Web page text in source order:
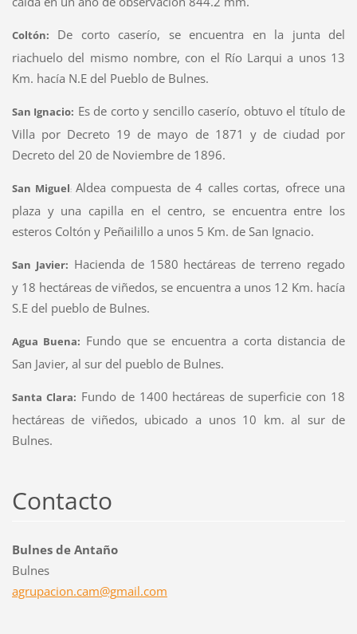
Coltón:
De corto caserío, se encuentra en la junta del
riachuelo del mismo nombre, con el Río Larqui a unos 13
Km. hacía N.E del Pueblo de Bulnes.
San Ignacio: Es de corto y sencillo caserío, obtuvo el título de
Villa por Decreto 19 de mayo de 1871 y de ciudad por
Decreto del 20 de Noviembre de 1896.
San Miguel: Aldea compuesta de 4 calles cortas, ofrece una
plaza y una capilla en el centro, se encuentra entre los
esteros Coltón y Peñailillo a unos 5 Km. de San Ignacio.
San Javier: Hacienda de 1580 hectáreas de terreno regado
y 18 hectáreas de viñedos, se encuentra a unos 12 Km. hacía
S.E del pueblo de Bulnes.
Agua Buena: Fundo que se encuentra a corta distancia de
San Javier, al sur del pueblo de Bulnes.
Santa Clara: Fundo de 1400 hectáreas de superficie con 18
hectáreas de viñedos, ubicado a unos 10 km. al sur de
Bulnes.
Contacto
Bulnes de Antaño
Bulnes
agrupacion.cam@gmail.com